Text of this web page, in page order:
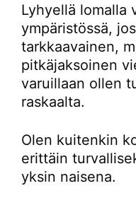
Lyhyellä lomalla
ympäristössä,
tarkkaavainen,
pitkäjaksoinen
varuillaan ollen
raskaalta.
Olen kuitenkin
erittäin
yksin naisena.